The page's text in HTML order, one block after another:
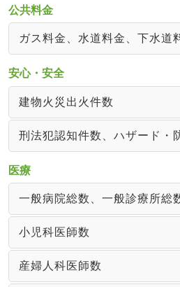
公共料金
ガス料金、水道料金、下水道
安心・安全
建物火災出火件数
刑法犯認知件数、ハザード・
医療
一般病院総数、一般診療所総
小児科医師数
産婦人科医師数